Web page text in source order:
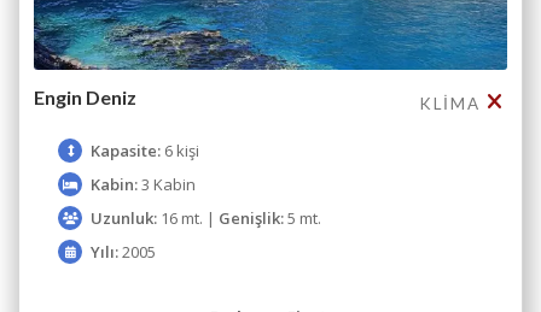
Engin Deniz KLIMA
Kapasite: 6 kişi
Kabin:3 Kabin
Uzunluk: 16 mt. | Genişlik:5 mt.
Yılı:2005